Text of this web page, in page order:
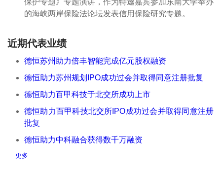
保护专题》专题演讲，作为特邀嘉宾参加东南大学举办
的海峡两岸保险法论坛发表信用保险研究专题。
近期代表业绩
德恒苏州助力倍丰智能完成亿元股权融资
德恒助力苏州规划IPO成功过会并取得同意注册批复
德恒助力百甲科技于北交所成功上市
德恒助力百甲科技北交所IPO成功过会并取得同意注册
批复
德恒助力中科融合获得数千万融资
更多